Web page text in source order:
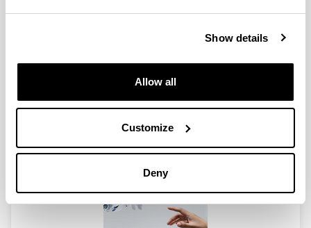
Show details
Allow all
Customize
Deny
)
UPV/EHU Editorial Service
Periodismo automatizado y algoritmos -
Actas del XIV Congreso Internacional
de Ciberperiodismo